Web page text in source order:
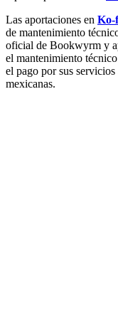
Las aportaciones en Ko-
de mantenimiento
oficial de Bookwyrm y
el mantenimiento
el pago por sus
mexicanas.